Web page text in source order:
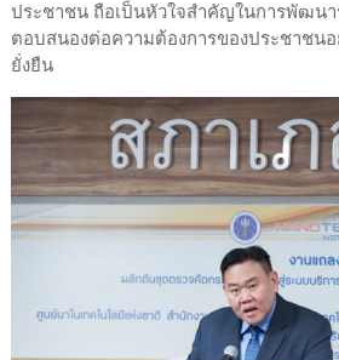
ประชาชน ถือเป็นหัวใจสำคัญในการพัฒน
ตอบสนองต่อความต้องการของประชาชนอ
ยั่งยืน